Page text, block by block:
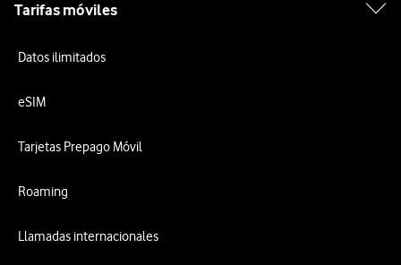
Tarifas móviles
Datos ilimitados
eSIM
Tarjetas Prepago Móvil
Roaming
Llamadas internacionales